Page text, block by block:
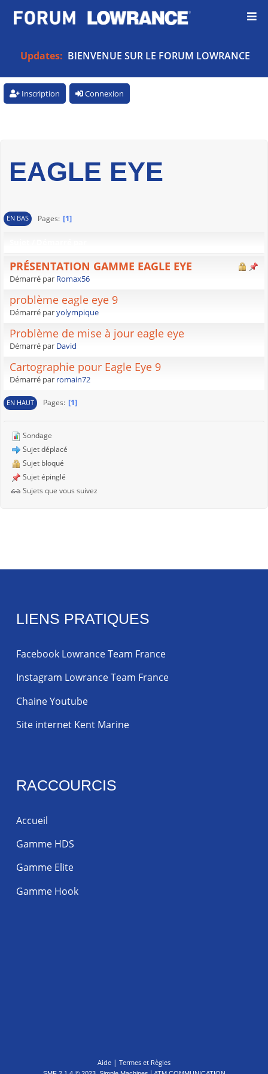
Updates: BIENVENUE SUR LE FORUM LOWRANCE
Inscription Connexion
EAGLE EYE
EN BAS Pages 1
PRÉSENTATION GAMME EAGLE EYE
Démarré par Romax56
problème eagle eye 9
Démarré paryolympique
Problème de mise à jour eagle eye
Démarré par David
Cartographie pour Eagle Eye 9
Démarré par romain72
EN HAUT Pages 1
Sondage
Sujet déplacé
Sujet bloqué
Sujet épinglé
Sujets que vous suivez
LIENS PRATIQUES
Facebook Lowrance Team France
Instagram Lowrance Team France
Chaine Youtube
Site internet Kent Marine
RACCOURCIS
Accueil
Gamme HDS
Gamme Elite
Gamme Hook
Aide | Termes et Règles